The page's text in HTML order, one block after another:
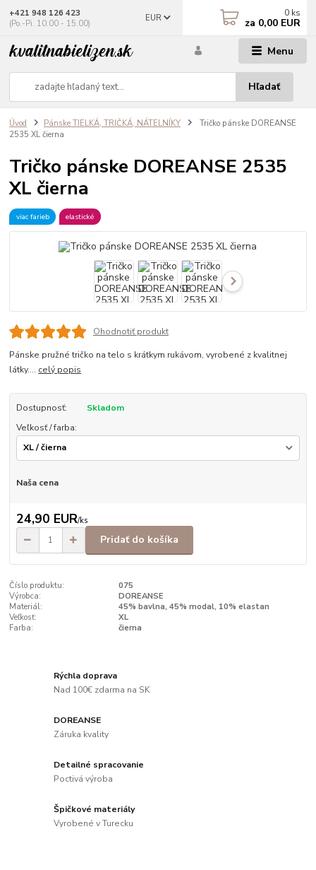
Menu
EUR
Hľadať
+421 948 126 423
(Po.-Pi. 10.00 - 15.00)
0 ks
za 0,00 EUR
Úvod Pánske TIELKÁ, TRIČKÁ, NÁTELNÍKY
Tričko pánske DOREANSE
2535 XL čierna
Tričko pánske DOREANSE 2535
XL čierna
viac farieb elastické
Ohodnotiť produkt
Pánske pružné tričko na telo s krátkym rukávom, vyrobené z kvalitnej
látky.... celý popis
Dostupnosť:
Skladom
Veľkosť / farba:
Naša cena
24,90 EUR/ks
Pridať do košíka
Číslo produktu:
075
Výrobca:
DOREANSE
Materiál:
45% bavlna, 45% modal, 10% elastan
Veľkosť:
XL
Farba:
čierna
Rýchla doprava
Nad 100€ zdarma na SK
DOREANSE
Záruka kvality
Detailné spracovanie
Poctivá výroba
Špičkové materiály
Vyrobené v Turecku